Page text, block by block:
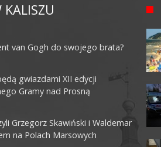
KALISZU
van Gogh do swojego brata?
gwiazdami XII edycji
Gramy nad Prosną
Grzegorz Skawiński i Waldemar
na Polach Marsowych